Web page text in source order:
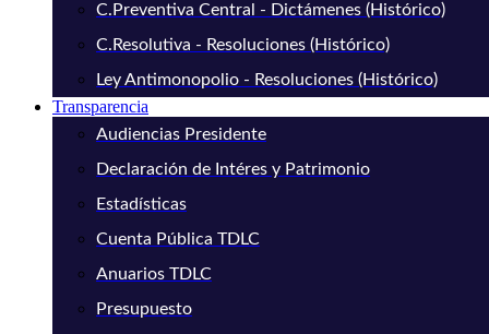
C.Preventiva Central - Dictámenes (Histórico)
C.Resolutiva - Resoluciones (Histórico)
Ley Antimonopolio - Resoluciones (Histórico)
Transparencia
Audiencias Presidente
Declaración de Intéres y Patrimonio
Estadísticas
Cuenta Pública TDLC
Anuarios TDLC
Presupuesto